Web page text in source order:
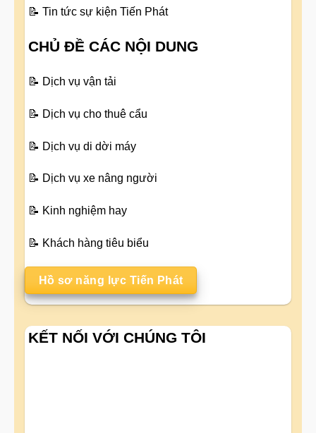
📝 Tin tức sự kiện Tiến Phát
CHỦ ĐỀ CÁC NỘI DUNG
📝 Dịch vụ vận tải
📝 Dịch vụ cho thuê cẩu
📝 Dịch vụ di dời máy
📝 Dịch vụ xe nâng người
📝 Kinh nghiệm hay
📝 Khách hàng tiêu biểu
Hồ sơ năng lực Tiến Phát
KẾT NỐI VỚI CHÚNG TÔI